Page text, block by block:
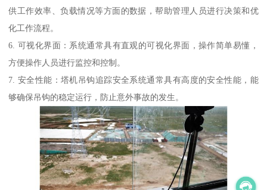
供工作效率、负载情况等方面的数据，帮助管理人员进行决策和优
化工作流程。
6. 可视化界面：系统通常具有直观的可视化界面，操作简单易懂，
方便操作人员进行监控和控制。
7. 安全性能：塔机吊钩追踪安全系统通常具有高度的安全性能，能
够确保吊钩的稳定运行，防止意外事故的发生。